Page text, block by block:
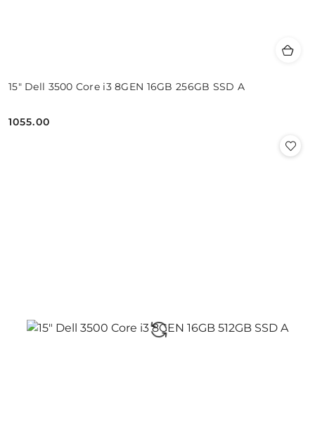
15" Dell 3500 Core i3 8GEN 16GB 256GB SSD A
Cena:
1055.00